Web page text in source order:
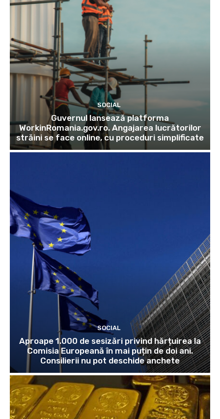
SOCIAL
Guvernul lansează platforma
WorkinRomania.gov.ro. Angajarea lucrătorilor
străini se face online, cu proceduri simplificate
SOCIAL
Aproape 1.000 de sesizări privind hărțuirea la
Comisia Europeană în mai puțin de doi ani.
Consilierii nu pot deschide anchete